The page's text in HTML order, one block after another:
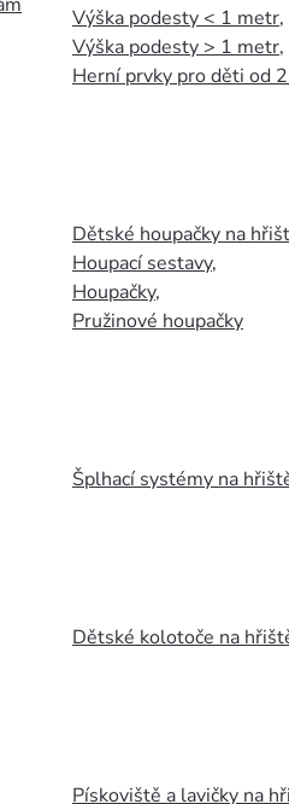
Výška podesty < 1 metr,
Výška podesty > 1 metr,
Herní prvky pro děti od
Dětské houpačky na
Houpací sestavy,
Houpačky,
Pružinové houpačky
Šplhací systémy na
Dětské kolotoče na
Pískoviště a lavičky na